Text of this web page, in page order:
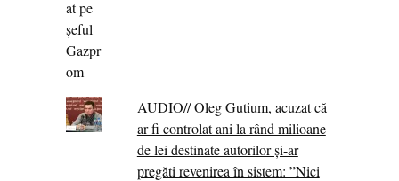
AUDIO// Oleg Gutium, acuzat că
ar fi controlat ani la rând milioane
de lei destinate autorilor și-ar
pregăti revenirea în sistem: ”Nici